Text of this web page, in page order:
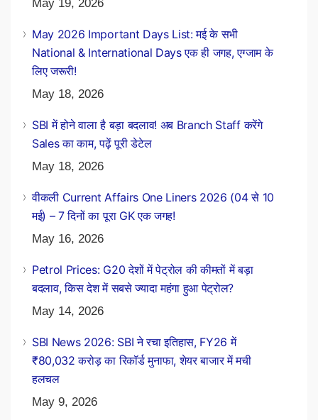
May 19, 2026
May 2026 Important Days List: मई के सभी
National & International Days एक ही जगह, एग्जाम के
लिए जरूरी!
May 18, 2026
SBI में होने वाला है बड़ा बदलाव! अब Branch Staff करेंगे
Sales का काम, पढ़ें पूरी डेटेल
May 18, 2026
वीकली Current Affairs One Liners 2026 (04 से 10
मई) – 7 दिनों का पूरा GK एक जगह!
May 16, 2026
Petrol Prices: G20 देशों में पेट्रोल की कीमतों में बड़ा
बदलाव, किस देश में सबसे ज्यादा महंगा हुआ पेट्रोल?
May 14, 2026
SBI News 2026: SBI ने रचा इतिहास, FY26 में
₹80,032 करोड़ का रिकॉर्ड मुनाफा, शेयर बाजार में मची
हलचल
May 9, 2026